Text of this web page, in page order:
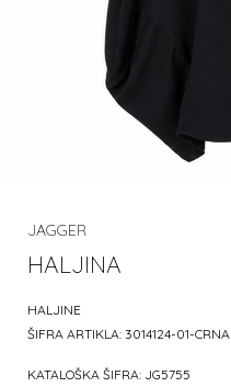
JAGGER
HALJINA
HALJINE
ŠIFRA ARTIKLA: 3014124-01-CRNA
KATALOŠKA ŠIFRA: JG5755